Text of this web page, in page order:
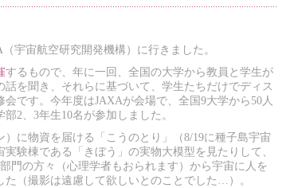
宇宙航空研究開発機構）に行きました。
するもので、年に一回、全国の大学から教員と学生が
を聞き、それらに基づいて、学生たちだけでディス
です。今年度はJAXAが会場で、全国9大学から50人
2、3年生10名が参加しました。
に物資を届ける「こうのとり」（8/19に種子島宇宙
験棟である「きぼう」の実物大模型を見たりして、
門の方々（心理学者もおられます）から宇宙に人を
（撮影は遠慮して欲しいとのことでした…）。